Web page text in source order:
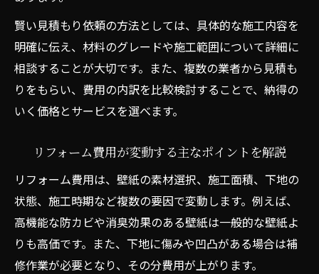
賢い見積もり依頼の方法としては、具体的な施工内容を
明確に伝え、材料のグレードや施工範囲について詳細に
相談することが大切です。また、複数の業者から見積も
りをもらい、費用の内訳を比較検討することで、納得の
いく価格とサービスを選べます。
リフォーム費用が変動する主なポイントを解説
リフォーム費用は、壁紙の素材選択、施工面積、下地の
状態、施工時期など複数の要因で変動します。例えば、
高機能な防カビや消臭効果のある壁紙は一般的な壁紙よ
りも高価です。また、下地に傷みや凹凸がある場合は補
修作業が必要となり、その分費用が上がります。